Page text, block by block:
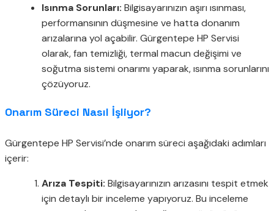
Isınma Sorunları: Bilgisayarınızın aşırı ısınması,
performansının düşmesine ve hatta donanım
arızalarına yol açabilir. Gürgentepe HP Servisi
olarak, fan temizliği, termal macun değişimi ve
soğutma sistemi onarımı yaparak, ısınma sorunlarını
çözüyoruz.
Onarım Süreci Nasıl İşliyor?
Gürgentepe HP Servisi’nde onarım süreci aşağıdaki adımları
içerir:
Arıza Tespiti: Bilgisayarınızın arızasını tespit etmek
için detaylı bir inceleme yapıyoruz. Bu inceleme